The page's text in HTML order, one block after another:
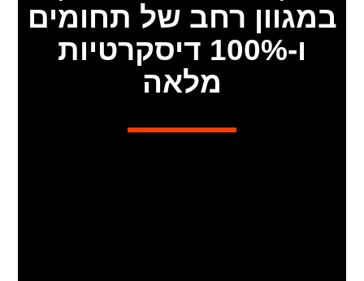
במגוון רחב של תחומים
ו-100% דיסקרטיות
מלאה